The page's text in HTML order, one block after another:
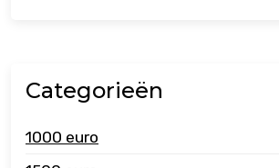
Categorieën
1000 euro